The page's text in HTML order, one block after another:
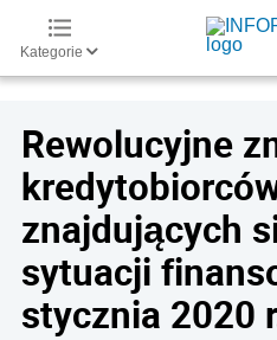
Kategorie
Rewolucyjne
znajdujących
sytuacji
stycznia 2020